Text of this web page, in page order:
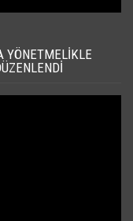
YÖNETMELIKLE